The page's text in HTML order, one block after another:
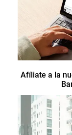
Afíliate a la